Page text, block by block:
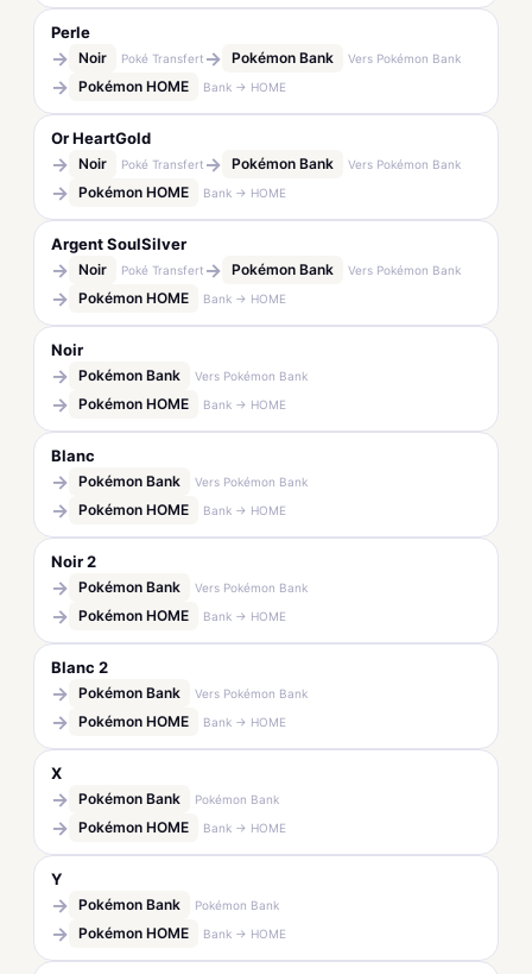
Perle
→ Noir Poké Transfert → Pokémon Bank Vers Pokémon Bank
→ Pokémon HOME Bank → HOME
Or HeartGold
→ Noir Poké Transfert → Pokémon Bank Vers Pokémon Bank
→ Pokémon HOME Bank → HOME
Argent SoulSilver
→ Noir Poké Transfert → Pokémon Bank Vers Pokémon Bank
→ Pokémon HOME Bank → HOME
Noir
→ Pokémon Bank Vers Pokémon Bank
→ Pokémon HOME Bank → HOME
Blanc
→ Pokémon Bank Vers Pokémon Bank
→ Pokémon HOME Bank → HOME
Noir 2
→ Pokémon Bank Vers Pokémon Bank
→ Pokémon HOME Bank → HOME
Blanc 2
→ Pokémon Bank Vers Pokémon Bank
→ Pokémon HOME Bank → HOME
X
→ Pokémon Bank Pokémon Bank
→ Pokémon HOME Bank → HOME
Y
→ Pokémon Bank Pokémon Bank
→ Pokémon HOME Bank → HOME